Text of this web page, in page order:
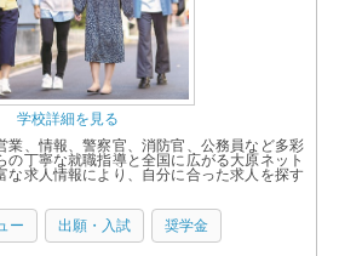
学校詳細を見る
業、情報、警察官、消防官、公務員など多彩
の丁寧な就職指導と全国に広がる大原ネット
な求人情報により、自分に合った求人を探す
ー 出願・入試 奨学金